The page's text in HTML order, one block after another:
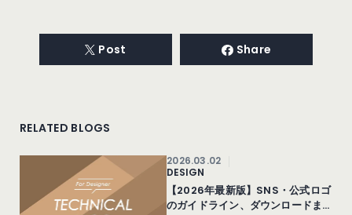
Post Share
RELATED BLOGS
2026.03.02
DESIGN
【2026年最新版】SNS・公式ロゴ
のガイドライン、ダウンロードま